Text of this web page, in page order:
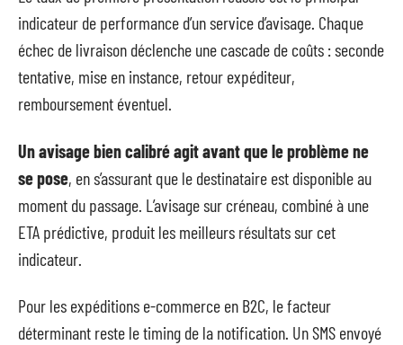
indicateur de performance d’un service d’avisage. Chaque
échec de livraison déclenche une cascade de coûts : seconde
tentative, mise en instance, retour expéditeur,
remboursement éventuel.
Un avisage bien calibré agit avant que le problème ne
se pose, en s’assurant que le destinataire est disponible au
moment du passage. L’avisage sur créneau, combiné à une
ETA prédictive, produit les meilleurs résultats sur cet
indicateur.
Pour les expéditions e-commerce en B2C, le facteur
déterminant reste le timing de la notification. Un SMS envoyé